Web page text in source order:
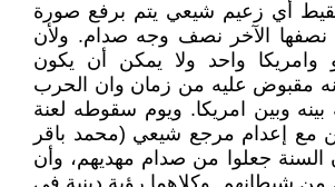
أي زعيم شيعي يتم برفع صورة
الآخر نصف وجه صدام. ولأن
واحد ولا يمكن أن يكون
مقبوض عليه من زمان وان الحرب
وبين امريكا. ويوم سقوطه لعنة
مع إعدام مرجع شيعي (محمد باقر
السنة جعلوا من صدام مهديهم، وأن